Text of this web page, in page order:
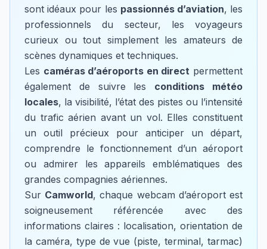
sont idéaux pour les passionnés d’aviation, les
professionnels du secteur, les voyageurs
curieux ou tout simplement les amateurs de
scènes dynamiques et techniques.
Les caméras d’aéroports en direct permettent
également de suivre les conditions météo
locales, la visibilité, l’état des pistes ou l’intensité
du trafic aérien avant un vol. Elles constituent
un outil précieux pour anticiper un départ,
comprendre le fonctionnement d’un aéroport
ou admirer les appareils emblématiques des
grandes compagnies aériennes.
Sur Camworld, chaque webcam d’aéroport est
soigneusement référencée avec des
informations claires : localisation, orientation de
la caméra, type de vue (piste, terminal, tarmac)